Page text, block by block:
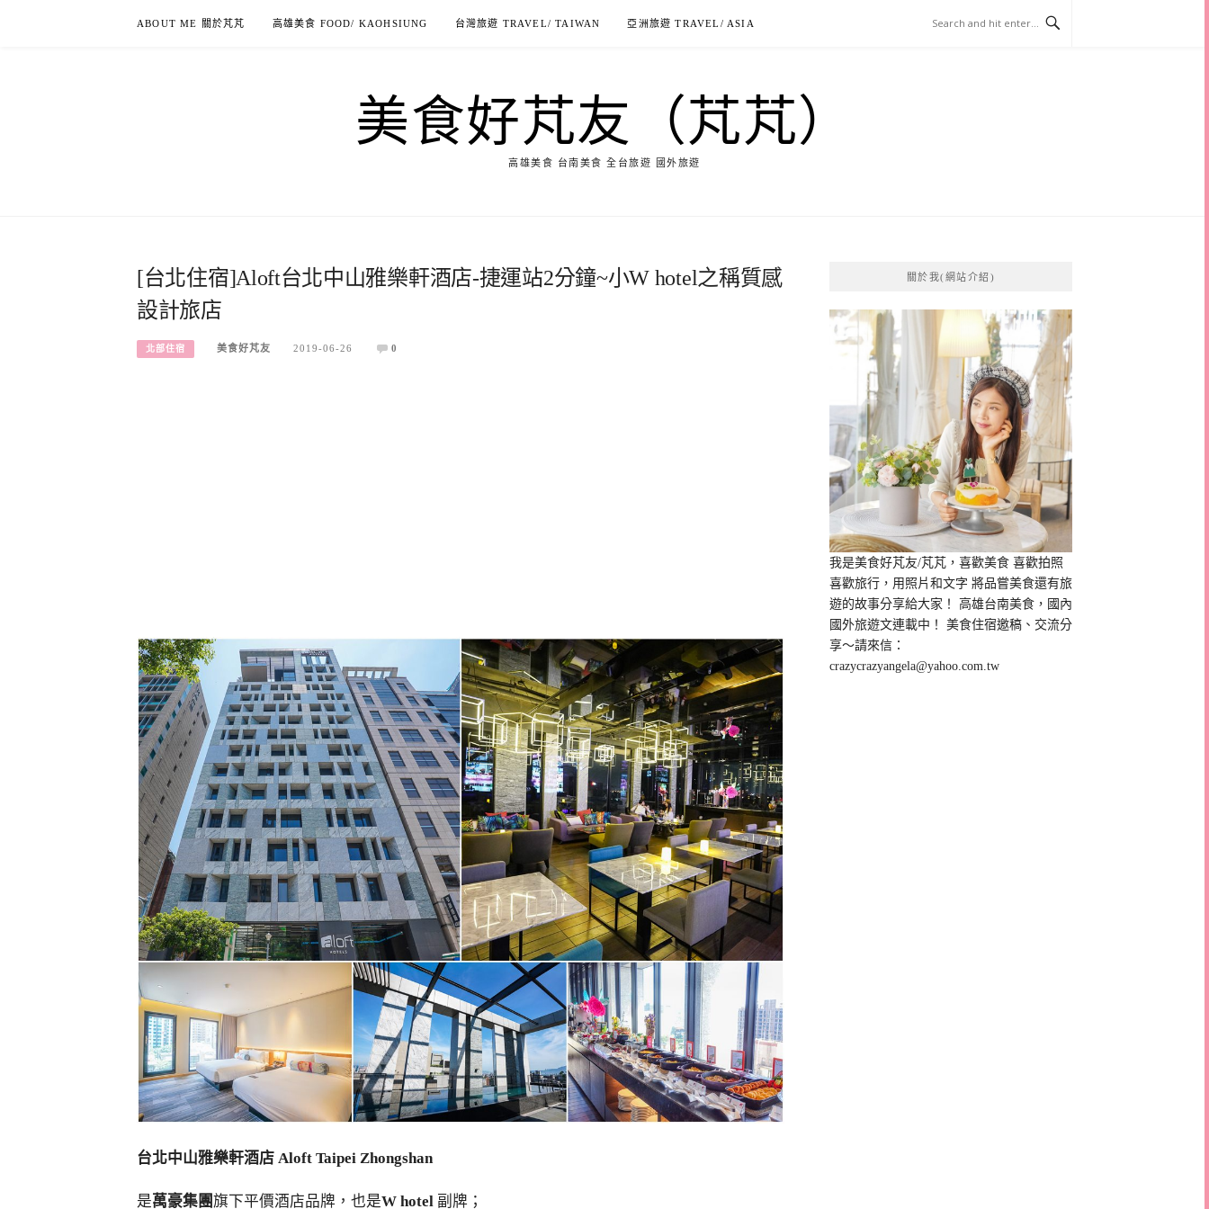
ABOUT ME 關於芃芃 高雄美食 FOOD/ KAOHSIUNG 台灣旅遊 TRAVEL/ TAIWAN 亞洲旅遊 TRAVEL/ ASIA
美食好芃友（芃芃）
高雄美食 台南美食 全台旅遊 國外旅遊
[台北住宿]Aloft台北中山雅樂軒酒店-捷運站2分鐘~小W hotel之稱質感
設計旅店
北部住宿 美食好芃友 2019-06-26 0
台北中山雅樂軒酒店 Aloft Taipei Zhongshan
是萬豪集團旗下平價酒店品牌，也是W hotel 副牌；
關於我(網站介紹)
我是美食好芃友/芃芃，喜歡美食 喜歡拍照
喜歡旅行，用照片和文字 將品嘗美食還有旅
遊的故事分享給大家！ 高雄台南美食，國內
國外旅遊文連載中！ 美食住宿邀稿、交流分
享～請來信：
crazycrazyangela@yahoo.com.tw